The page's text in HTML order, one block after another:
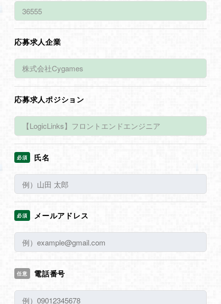
応募求人企業
応募求人ポジション
必須 氏名
必須 メールアドレス
任意 電話番号